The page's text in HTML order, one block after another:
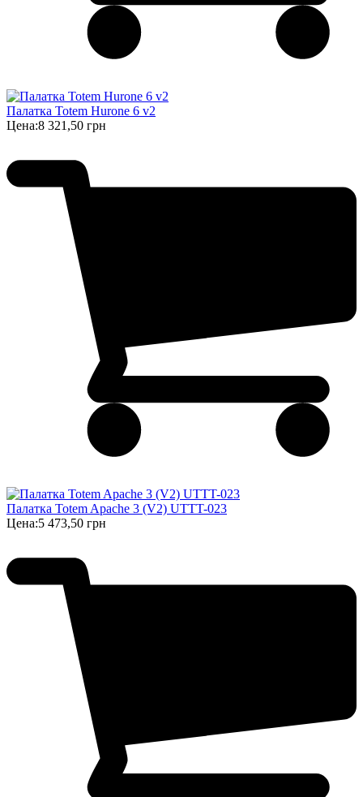
Палатка Totem Hurone 6 v2
Цена:8 321,50 грн
Палатка Totem Apache 3 (V2) UTTT-023
Цена:5 473,50 грн